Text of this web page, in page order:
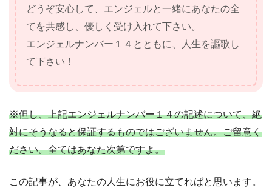
どうぞ安心して、エンジェルと一緒にあなたの全
てを共感し、優しく受け入れて下さい。
エンジェルナンバー１４とともに、人生を謳歌し
て下さい！
※但し、上記エンジェルナンバー１４の記述について、絶
対にそうなると保証するものではございません。ご留意く
ださい。全てはあなた次第ですよ。
この記事が、あなたの人生にお役に立てればと思います。